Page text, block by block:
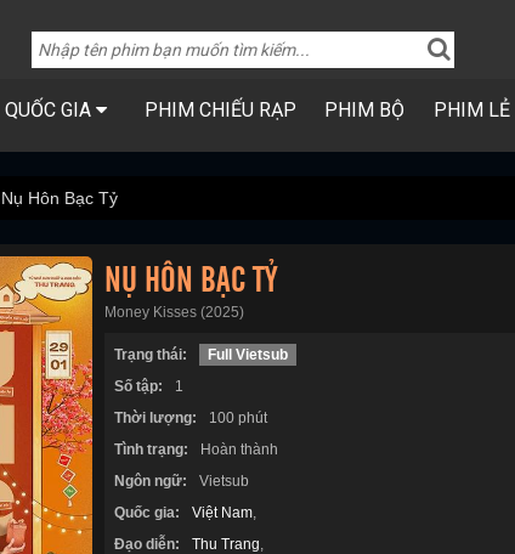
QUỐC GIA PHIM CHIẾU RẠP PHIM BỘ PHIM LẺ
Nụ Hôn Bạc Tỷ
NỤ HÔN BẠC TỶ
Money Kisses (2025)
Trạng thái:
Full Vietsub
Số tập:
1
Thời lượng:
100 phút
Tình trạng:
Hoàn thành
Ngôn ngữ:
Vietsub
Quốc gia:
Việt Nam,
Đạo diễn:
Thu Trang,